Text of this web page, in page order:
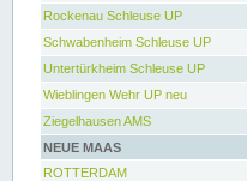
Rockenau Schleuse UP
Schwabenheim Schleuse UP
Untertürkheim Schleuse UP
Wieblingen Wehr UP neu
Ziegelhausen AMS
NEUE MAAS
ROTTERDAM